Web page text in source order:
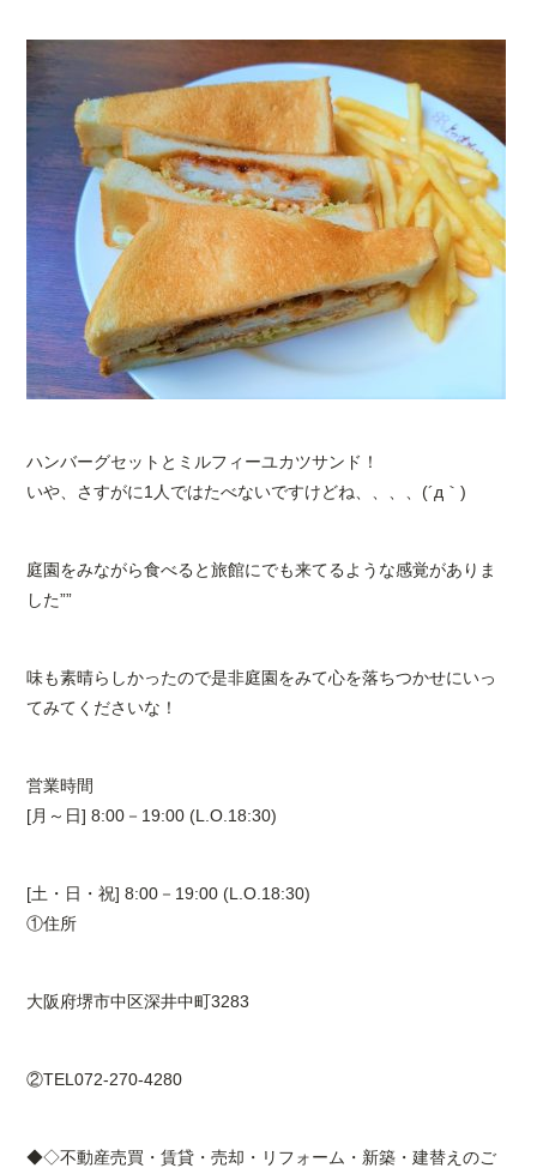
ハンバーグセットとミルフィーユカツサンド！
いや、さすがに1人ではたべないですけどね、、、、(´д｀)
庭園をみながら食べると旅館にでも来てるような感覚がありま
した””
味も素晴らしかったので是非庭園をみて心を落ちつかせにいっ
てみてくださいな！
営業時間
[月～日] 8:00－19:00 (L.O.18:30)
[土・日・祝] 8:00－19:00 (L.O.18:30)
①住所
大阪府堺市中区深井中町3283
②TEL072-270-4280
◆◇不動産売買・賃貸・売却・リフォーム・新築・建替えのご